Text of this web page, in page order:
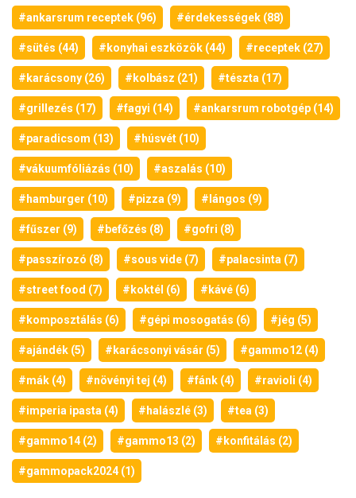
#ankarsrum receptek (96) #érdekességek (88)
#sütés (44) #konyhai eszközök (44) #receptek (27)
#karácsony (26) #kolbász (21) #tészta (17)
#grillezés (17) #fagyi (14) #ankarsrum robotgép (14)
#paradicsom (13) #húsvét (10)
#vákuumfóliázás (10) #aszalás (10)
#hamburger (10) #pizza (9) #lángos (9)
#fűszer (9) #befőzés (8) #gofri (8)
#passzírozó (8) #sous vide (7) #palacsinta (7)
#street food (7) #koktél (6) #kávé (6)
#komposztálás (6) #gépi mosogatás (6) #jég (5)
#ajándék (5) #karácsonyi vásár (5) #gammo12 (4)
#mák (4) #növényi tej (4) #fánk (4) #ravioli (4)
#imperia ipasta (4) #halászlé (3) #tea (3)
#gammo14 (2) #gammo13 (2) #konfitálás (2)
#gammopack2024 (1)